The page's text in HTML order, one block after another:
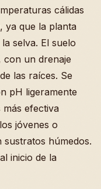
cálidas
ya que la planta
selva. El suelo
con un drenaje
las raíces. Se
pH ligeramente
efectiva
jóvenes o
sustratos húmedos.
inicio de la